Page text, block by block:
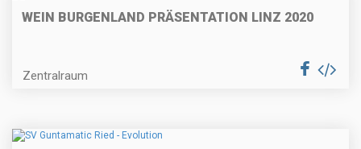
WEIN BURGENLAND PRÄSENTATION LINZ 2020
Zentralraum